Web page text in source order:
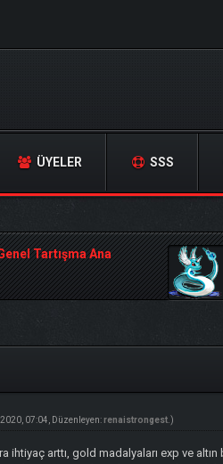
ÜYELER SSS
Tartışma Ana
07:04, Düzenleyen:renaistrongest .)
ihtiyaç arttı, gold madalyaları exp ve